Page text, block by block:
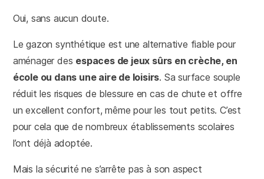
Oui, sans aucun doute.
Le gazon synthétique est une alternative fiable pour
aménager des espaces de jeux sûrs en crèche, en
école ou dans une aire de loisirs. Sa surface souple
réduit les risques de blessure en cas de chute et offre
un excellent confort, même pour les tout petits. C’est
pour cela que de nombreux établissements scolaires
l’ont déjà adoptée.
Mais la sécurité ne s’arrête pas à son aspect